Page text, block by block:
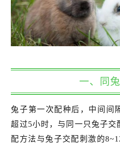
一、同
兔子第一次配种后，中间间
超过5小时，与同一只兔子交
配方法与兔子交配刺激的